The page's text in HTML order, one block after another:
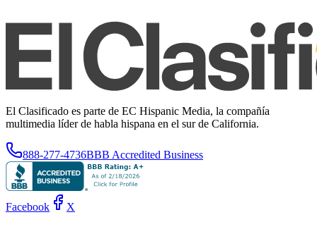
El Clasificado es parte de EC Hispanic Media, la compañía
multimedia líder de habla hispana en el sur de California.
888-277-4736BBB Accredited Business
Facebook X